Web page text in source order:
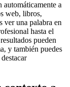
a
web, libros,
ver una palabra en
hasta el
pueden
y también puedes